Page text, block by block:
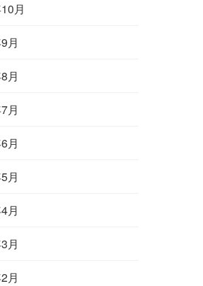
月
月
月
月
月
月
月
月
月